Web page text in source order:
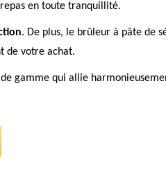
repas en toute tranquillité.
. De plus, le brûleur à pâte de
de votre achat.
de gamme qui allie